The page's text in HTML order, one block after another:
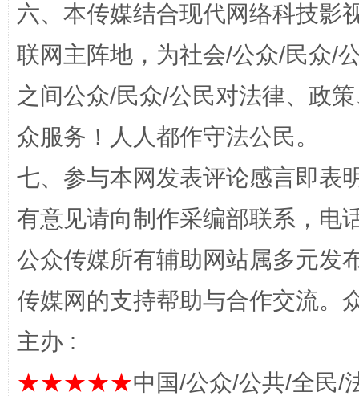
完善运行机制助力责任有效落实 一纸欠
东山县通报“牛蛙产品抗生素超标问题” 法
六、本传媒结合现代网络科技影
联网主阵地，为社会/公众/民众/
之间公众/民众/公民对法律、政
众服务！人人都作守法公民。
七、参与本网发表评论感言即表
有意见请向制作采编部联系，电
公众传媒所有辅助网站属多元发
传媒网的支持帮助与合作交流。
主办 :
★★★★★中国/公众/公共/全民/